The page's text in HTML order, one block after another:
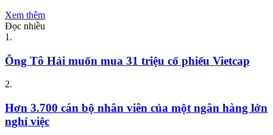
Xem thêm
Đọc nhiều
1.
Ông Tô Hải muốn mua 31 triệu cổ phiếu Vietcap
2.
Hơn 3.700 cán bộ nhân viên của một ngân hàng lớn
nghỉ việc